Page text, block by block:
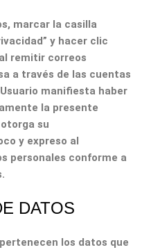
marcar la casilla
y hacer clic
remitir correos
a través de las cuentas
manifiesta haber
la presente
su
y expreso al
personales conforme a
DATOS
los datos que